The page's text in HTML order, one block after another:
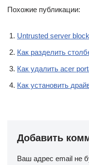
браузере для